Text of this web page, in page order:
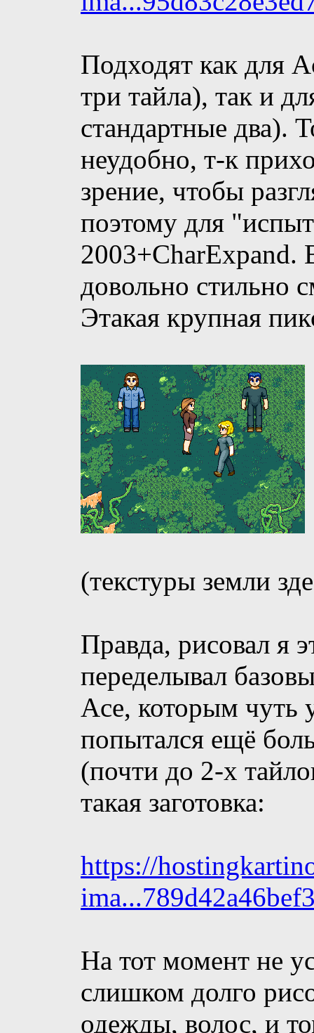
Подходят как для
три тайла), так и
стандартные два).
неудобно, т-к
зрение, чтобы
поэтому для
2003+CharExpand.
довольно стильно
Этакая крупная
(текстуры земли
Правда, рисовал я
переделывал
Ace, которым чуть
попытался ещё
(почти до 2-х
такая заготовка:
https://
На тот момент не
слишком долго
одежды, волос, и